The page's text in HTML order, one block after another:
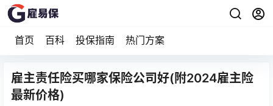
首页 百科 投保指南 热门方案
雇主责任险买哪家保险公司好(附2024雇主险
最新价格)